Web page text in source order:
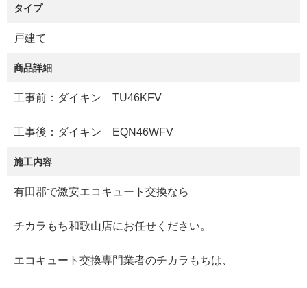
タイプ
戸建て
商品詳細
工事前：ダイキン TU46KFV
工事後：ダイキン EQN46WFV
施工内容
有田郡で激安エコキュート交換なら
チカラもち和歌山店にお任せください。
エコキュート交換専門業者のチカラもちは、